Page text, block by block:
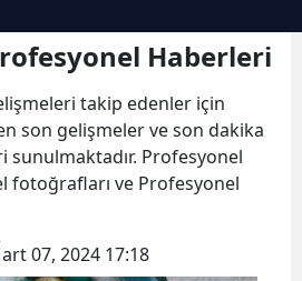
Haberleri
takip edenler için
son gelişmeler ve son dakika
sunulmaktadır. Profesyonel
fotoğrafları ve Profesyonel
07, 2024 17:18